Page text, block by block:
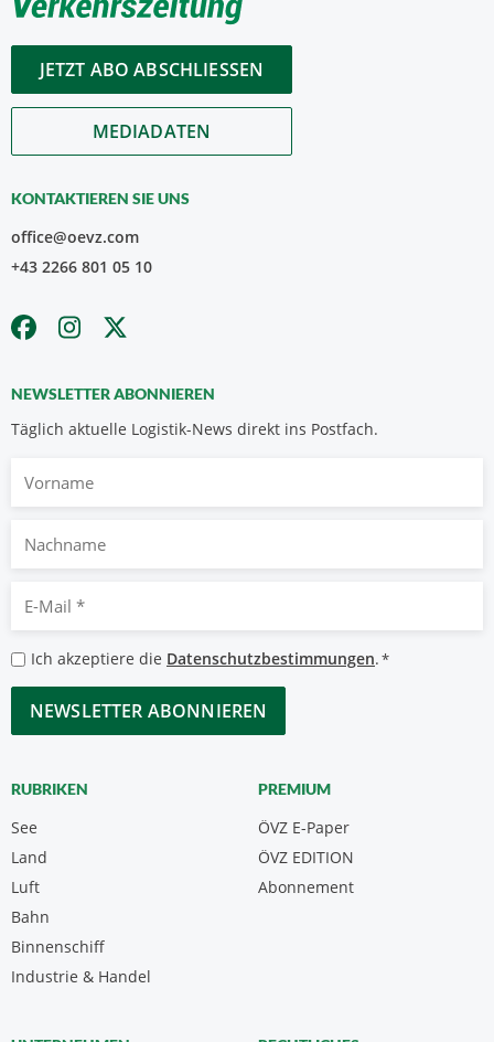
JETZT ABO ABSCHLIESSEN
MEDIADATEN
KONTAKTIEREN SIE UNS
office@oevz.com
+43 2266 801 05 10
NEWSLETTER ABONNIEREN
Täglich aktuelle Logistik-News direkt ins Postfach.
Nachname
Mail
*
Datenschutzbestimmungen
*
Ich akzeptiere die Datenschutzbestimmungen.*
CAPTCHA
RUBRIKEN
See
Land
Luft
Bahn
Binnenschiff
Industrie & Handel
PREMIUM
ÖVZ E-Paper
Abonnement
ÖVZ EDITION